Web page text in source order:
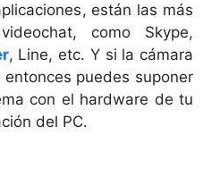
están las más
como Skype,
, Line, etc. Y si la cámara
puedes suponer
con el hardware de tu
del PC.